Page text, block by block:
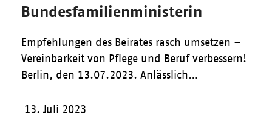
Bundesfamilienministerin
Empfehlungen des Beirates rasch umsetzen –
Vereinbarkeit von Pflege und Beruf verbessern!
Berlin, den 13.07.2023. Anlässlich…
13. Juli 2023